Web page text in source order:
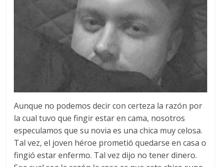
Aunque no podemos decir con certeza la razón por
la cual tuvo que fingir estar en cama, nosotros
especulamos que su novia es una chica muy celosa.
Tal vez, el joven héroe prometió quedarse en casa o
fingió estar enfermo. Tal vez dijo no tener dinero.